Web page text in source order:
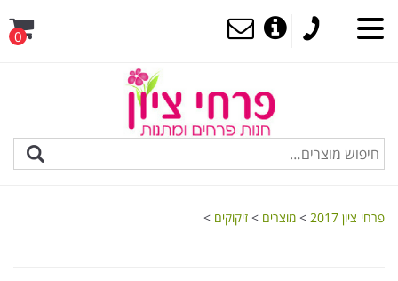
0
פרחי ציון 2017 > מוצרים > זיקוקים >